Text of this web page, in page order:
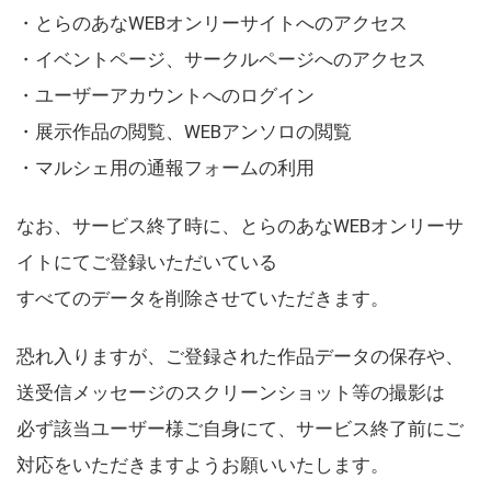
・とらのあなWEBオンリーサイトへのアクセス
・イベントページ、サークルページへのアクセス
・ユーザーアカウントへのログイン
・展示作品の閲覧、WEBアンソロの閲覧
・マルシェ用の通報フォームの利用
なお、サービス終了時に、とらのあなWEBオンリーサ
イトにてご登録いただいている
すべてのデータを削除させていただきます。
恐れ入りますが、ご登録された作品データの保存や、
送受信メッセージのスクリーンショット等の撮影は
必ず該当ユーザー様ご自身にて、サービス終了前にご
対応をいただきますようお願いいたします。